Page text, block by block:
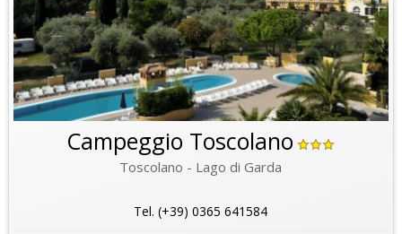
Campeggio Toscolano
Toscolano - Lago di Garda
Tel. (+39) 0365 641584